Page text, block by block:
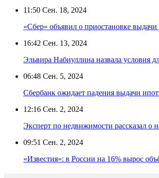
11:50 Сен. 18, 2024
«Сбер» объявил о приостановке
16:42 Сен. 13, 2024
Эльвира Набиуллина назвала условия
06:48 Сен. 5, 2024
Сбербанк ожидает падения выдачи
12:16 Сен. 2, 2024
Эксперт по недвижимости рассказал о
09:51 Сен. 2, 2024
«Известия»: в России на 16% вырос